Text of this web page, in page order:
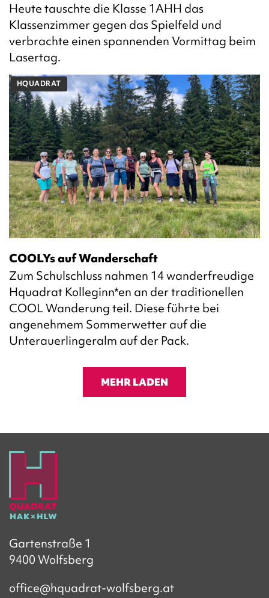
Heute tauschte die Klasse 1AHH das
Klassenzimmer gegen das Spielfeld und
verbrachte einen spannenden Vormittag beim
Lasertag.
HQUADRAT
COOLYs auf Wanderschaft
Zum Schulschluss nahmen 14 wanderfreudige
Hquadrat Kolleginn*en an der traditionellen
COOL Wanderung teil. Diese führte bei
angenehmem Sommerwetter auf die
Unterauerlingeralm auf der Pack.
MEHR LADEN
Gartenstraße 1
9400 Wolfsberg
office@hquadrat-wolfsberg.at